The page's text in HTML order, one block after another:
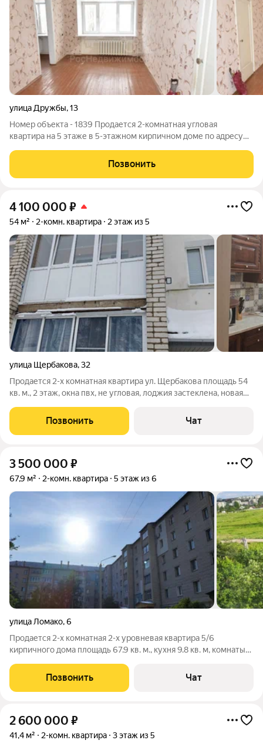
улица Дружбы,13
Номер объекта - 1839 Продается 2-комнатная угловая
квартира на 5 этаже в 5-этажном кирпичном доме по адресу
Характеристики квартиры: Общая площадь: 40.20 м2 ПлощадьПозвонить
4 100 000 ₽
54 м² 2-комн. квартира 2 этаж из 5
улица Щербакова,32
Продается 2-х комнатная квартира ул. Щербакова площадь 54
кв. м., 2 этаж, окна пвх, не угловая, лоджия застеклена, новая
кухне плитка, санузел совмещен, с ремонтом. Цена 4 млн. 100
тыс. руб.
Позвонить Чат
3 500 000 ₽
67,9 м² 2-комн. квартира 5 этаж из 6
улица Ломако,6
Продается 2-х комнатная 2-х уровневая квартира 5/6
кирпичного дома площадь 67.9 кв. м., кухня 9.8 кв. м, комнаты
раздельный, пол на кухне плитка, частично с мебелью. Цена 3
млн. 500
Позвонить Чат
2 600 000 ₽
41,4 м² 2-комн. квартира 3 этаж из 5